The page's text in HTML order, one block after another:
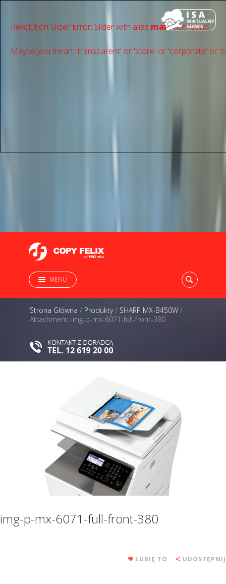
Revolution Slider Error: Slider with alias mainnot found.
Maybe you mean: 'transparent' or 'store' or 'сorporate' or
MENU
Strona Główna / Produkty/ SHARP MX-B450W /
Attachment: img-p-mx-6071-full-front-380
img-p-mx-6071-full-front-380
LUBIĘ TO UDOSTĘPNIJ